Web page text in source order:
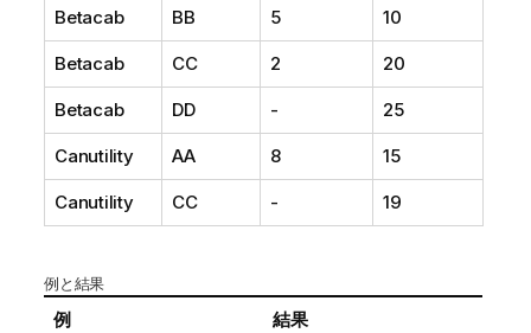
Betacab BB 5 10
Betacab CC 2 20
Betacab DD - 25
Canutility AA 8 15
Canutility CC - 19
例と結果
例 結果